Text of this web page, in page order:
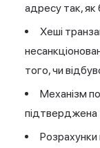
адресу так, як
Хеші
того, чи
Механізм
підтверджена
Розрахунки